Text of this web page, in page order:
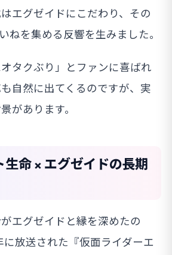
エグゼイドにこだわり、その
ねを集める反響を生みました。
オタクぶり」とファンに喜ばれ
自然に出てくるのですが、実
があります。
生命 × エグゼイドの長期
エグゼイドと縁を深めたの
に放送された『仮面ライダーエ